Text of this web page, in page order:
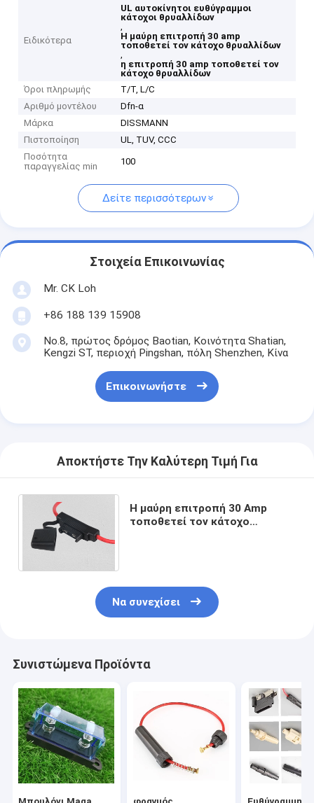
Ειδικότερα
UL αυτοκίνητοι ευθύγραμμοι
κάτοχοι θρυαλλίδων
,
Η μαύρη επιτροπή 30 amp
τοποθετεί τον κάτοχο θρυαλλίδων
,
η επιτροπή 30 amp τοποθετεί τον
κάτοχο θρυαλλίδων
Όροι πληρωμής
T/T, L/C
Αριθμό μοντέλου
Dfn-α
Μάρκα
DISSMANN
Πιστοποίηση
UL, TUV, CCC
Ποσότητα
παραγγελίας min
100
Δείτε περισσότερων
Στοιχεία Επικοινωνίας
Mr. CK Loh
+86 188 139 15908
No.8, πρώτος δρόμος Baotian, Κοινότητα Shatian,
Kengzi ST, περιοχή Pingshan, πόλη Shenzhen, Κίνα
Επικοινωνήστε
Αποκτήστε Την Καλύτερη Τιμή Για
Η μαύρη επιτροπή 30 Amp
τοποθετεί τον κάτοχο
Να συνεχίσει
Συνιστώμενα Προϊόντα